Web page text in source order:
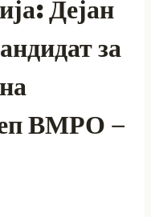
Дејан
за
ВМРО –